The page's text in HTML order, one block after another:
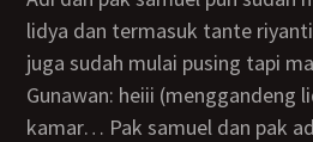
lidya dan termasuk tante
juga sudah mulai pusing tapi
Gunawan: heiii (menggandeng lidya) ayo kita ke
kamar… Pak samuel dan pak